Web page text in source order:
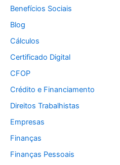
Benefícios Sociais
Blog
Cálculos
Certificado Digital
CFOP
Crédito e Financiamento
Direitos Trabalhistas
Empresas
Finanças
Finanças Pessoais